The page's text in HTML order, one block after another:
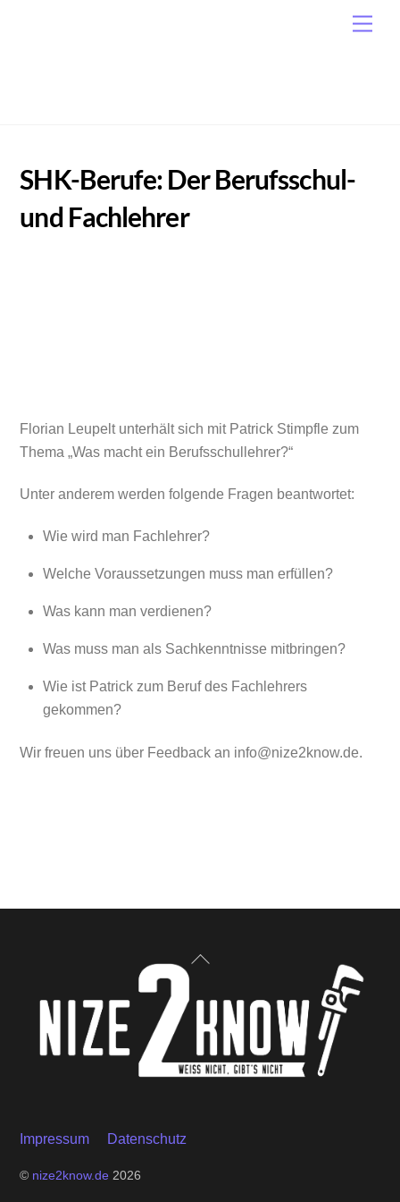
SHK-Berufe: Der Berufsschul-
und Fachlehrer
Florian Leupelt unterhält sich mit Patrick Stimpfle zum
Thema „Was macht ein Berufsschullehrer?“
Unter anderem werden folgende Fragen beantwortet:
Wie wird man Fachlehrer?
Welche Voraussetzungen muss man erfüllen?
Was kann man verdienen?
Was muss man als Sachkenntnisse mitbringen?
Wie ist Patrick zum Beruf des Fachlehrers
gekommen?
Wir freuen uns über Feedback an info@nize2know.de.
Back
Top
Impressum Datenschutz
© nize2know.de 2026